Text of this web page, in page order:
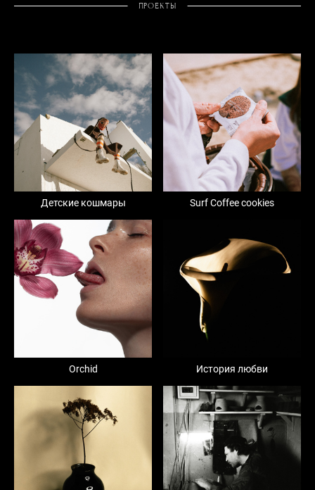
ПРОЕКТЫ
Детские кошмары Surf Coffee cookies
Orchid История любви